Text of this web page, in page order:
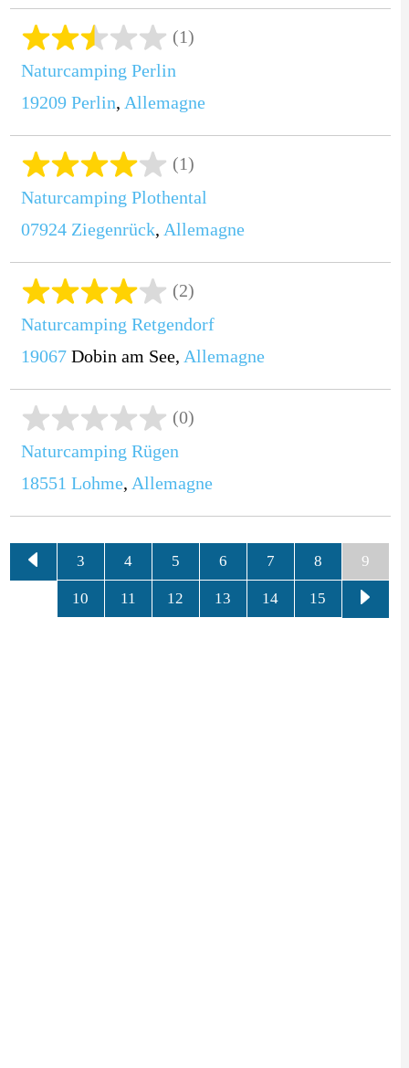
(1)
Naturcamping Perlin
19209 Perlin, Allemagne
(1)
Naturcamping Plothental
07924 Ziegenrück, Allemagne
(2)
Naturcamping Retgendorf
19067Dobin am See, Allemagne
(0)
Naturcamping Rügen
18551 Lohme, Allemagne
3 4 5 6 7 8 9
10 11 12 13 14 15